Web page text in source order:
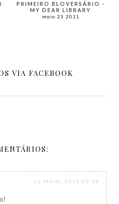
PRIMEIRO BLOVERSÁRIO -
MY DEAR LIBRARY
maio 23 2011
VIA FACEBOOK
22 MAIO, 2012 09:18